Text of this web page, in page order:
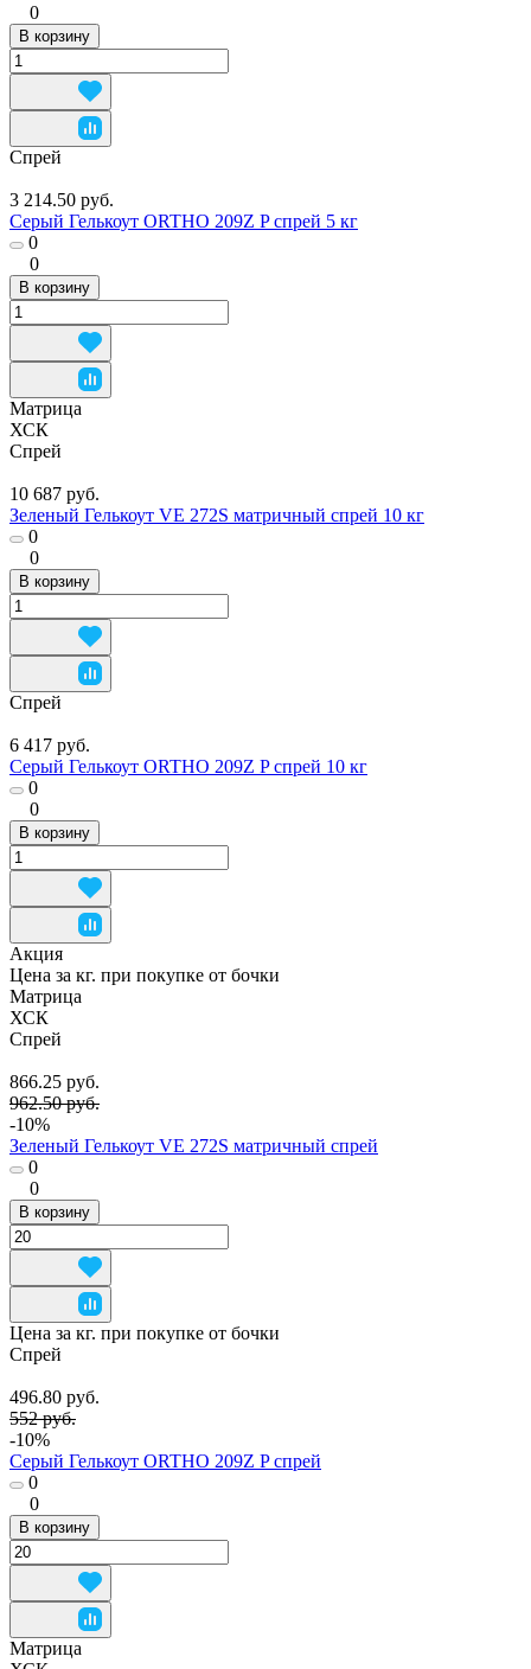
0
В корзину
Спрей
3 214.50 руб.
Серый Гелькоут ORTHO 209Z P спрей 5 кг
0
0
В корзину
Матрица
ХСК
Спрей
10 687 руб.
Зеленый Гелькоут VE 272S матричный спрей 10 кг
0
0
В корзину
Спрей
6 417 руб.
Серый Гелькоут ORTHO 209Z P спрей 10 кг
0
0
В корзину
Акция
Цена за кг. при покупке от бочки
Матрица
ХСК
Спрей
866.25 руб.
962.50 руб.
-10%
Зеленый Гелькоут VE 272S матричный спрей
0
0
В корзину
Цена за кг. при покупке от бочки
Спрей
496.80 руб.
552 руб.
-10%
Серый Гелькоут ORTHO 209Z P спрей
0
0
В корзину
Матрица